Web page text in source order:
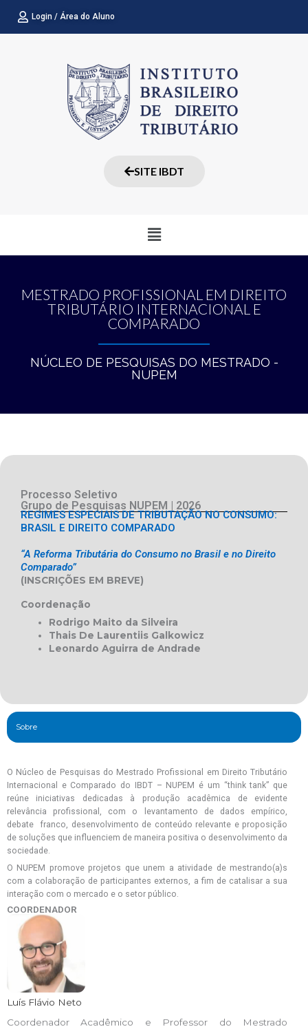
para
o
Login / Área do Aluno
SITE IBDT
Menu
MESTRADO PROFISSIONAL EM DIREITO
TRIBUTÁRIO INTERNACIONAL E
COMPARADO
NÚCLEO DE PESQUISAS DO MESTRADO -
NUPEM
Sobre
O Núcleo de Pesquisas do Mestrado Profissional em Direito Tributário
Internacional e Comparado do IBDT – NUPEM é um “think tank” que
reúne iniciativas dedicadas à produção acadêmica de evidente
relevância profissional, com o levantamento de dados empírico,
debate franco, desenvolvimento de conteúdo relevante e proposição
de soluções que influenciem de maneira positiva o desenvolvimento da
sociedade.
O NUPEM promove projetos que unem a atividade de mestrando(a)s
com a colaboração de participantes externos, a fim de catalisar a sua
interação com o mercado e o setor público.
COORDENADOR
Luís Flávio Neto
Coordenador Acadêmico e Professor do Mestrado
Processo Seletivo
Grupo de Pesquisas NUPEM | 2026
REGIMES ESPECIAIS DE TRIBUTAÇÃO NO CONSUMO:
BRASIL E DIREITO COMPARADO
“A Reforma Tributária do Consumo no Brasil e no Direito
Comparado”
(INSCRIÇÕES EM BREVE)
Coordenação
Rodrigo Maito da Silveira
Thais De Laurentiis Galkowicz
Leonardo Aguirra de Andrade